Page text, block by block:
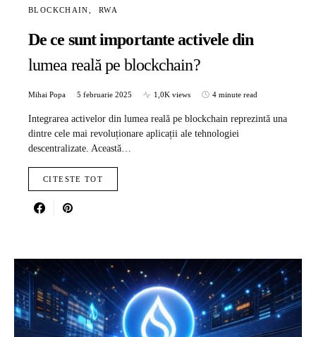
BLOCKCHAIN RWA
De ce sunt importante activele din
lumea reală pe blockchain?
Mihai Popa 5 februarie 2025 1,0K views 4 minute read
Integrarea activelor din lumea reală pe blockchain reprezintă una
dintre cele mai revoluționare aplicații ale tehnologiei
descentralizate. Această…
CITESTE TOT